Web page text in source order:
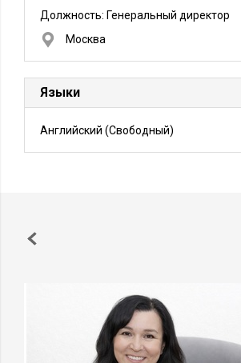
Должность: Генеральный директор
Москва
Языки
Английский (Свободный)